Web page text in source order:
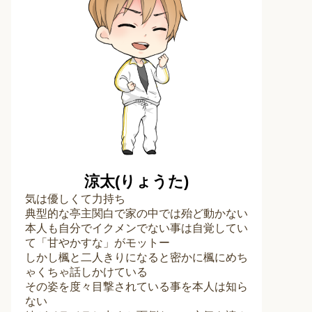
涼太(りょうた)
気は優しくて力持ち
典型的な亭主関白で家の中では殆ど動かない
本人も自分でイクメンでない事は自覚してい
て「甘やかすな」がモットー
しかし楓と二人きりになると密かに楓にめち
ゃくちゃ話しかけている
その姿を度々目撃されている事を本人は知ら
ない